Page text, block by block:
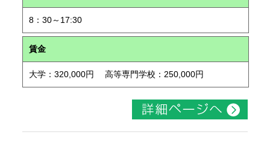
8：30～17:30
賃金
大学：320,000円 高等専門学校：250,000円